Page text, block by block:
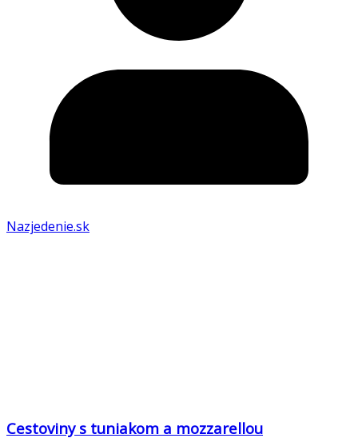
Nazjedenie.sk
Cestoviny s tuniakom a mozzarellou